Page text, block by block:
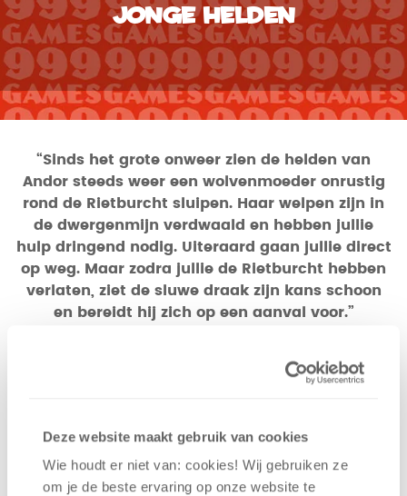
Deze website maakt gebruik van cookies
Wie houdt er niet van: cookies! Wij gebruiken ze
om je de beste ervaring op onze website te
Jonge Helden
“Sinds het grote onweer zien de helden van
Andor steeds weer een wolvenmoeder onrustig
rond de Rietburcht sluipen. Haar welpen zijn in
de dwergenmijn verdwaald en hebben jullie
hulp dringend nodig. Uiteraard gaan jullie direct
op weg. Maar zodra jullie de Rietburcht hebben
verlaten, ziet de sluwe draak zijn kans schoon
en bereidt hij zich op een aanval voor.”